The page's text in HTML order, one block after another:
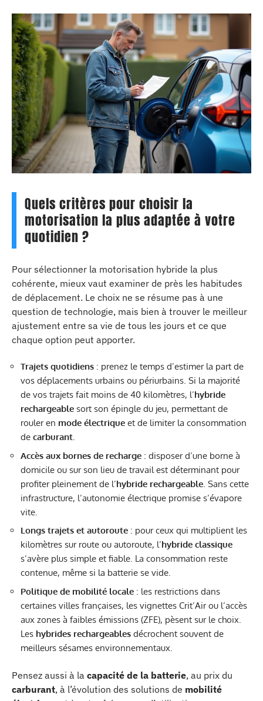
Quels critères pour choisir la
motorisation la plus adaptée à votre
quotidien ?
Pour sélectionner la motorisation hybride la plus
cohérente, mieux vaut examiner de près les habitudes
de déplacement. Le choix ne se résume pas à une
question de technologie, mais bien à trouver le meilleur
ajustement entre sa vie de tous les jours et ce que
chaque option peut apporter.
Trajets quotidiens : prenez le temps d’estimer la part de
vos déplacements urbains ou périurbains. Si la majorité
de vos trajets fait moins de 40 kilomètres, l’hybride
rechargeable sort son épingle du jeu, permettant de
rouler en mode électrique et de limiter la consommation
de carburant.
Accès aux bornes de recharge : disposer d’une borne à
domicile ou sur son lieu de travail est déterminant pour
profiter pleinement de l’hybride rechargeable . Sans cette
infrastructure, l’autonomie électrique promise s’évapore
vite.
Longs trajets et autoroute : pour ceux qui multiplient les
kilomètres sur route ou autoroute, l’hybride classique
s’avère plus simple et fiable. La consommation reste
contenue, même si la batterie se vide.
Politique de mobilité locale : les restrictions dans
certaines villes françaises, les vignettes Crit’Air ou l’accès
aux zones à faibles émissions (ZFE), pèsent sur le choix.
Les hybrides rechargeables décrochent souvent de
meilleurs sésames environnementaux.
Pensez aussi à la capacité de la batterie, au prix du
carburant, à l’évolution des solutions de mobilité